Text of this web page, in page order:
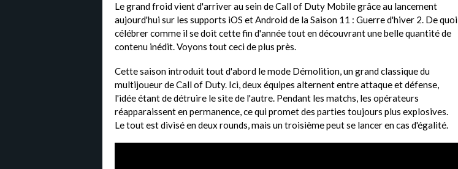
Le grand froid vient d'arriver au sein de Call of Duty Mobile grâce au lancement
aujourd'hui sur les supports iOS et Android de la Saison 11 : Guerre d'hiver 2. De quoi
célébrer comme il se doit cette fin d'année tout en découvrant une belle quantité de
contenu inédit. Voyons tout ceci de plus près.
Cette saison introduit tout d'abord le mode Démolition, un grand classique du
multijoueur de Call of Duty. Ici, deux équipes alternent entre attaque et défense,
l'idée étant de détruire le site de l'autre. Pendant les matchs, les opérateurs
réapparaissent en permanence, ce qui promet des parties toujours plus explosives.
Le tout est divisé en deux rounds, mais un troisième peut se lancer en cas d'égalité.